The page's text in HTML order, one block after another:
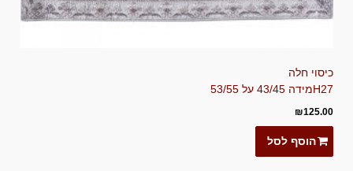
כיסוי חלה
H27מידה 43/45 על 53/55
₪125.00
הוסף לסל